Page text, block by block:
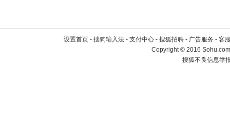
设置首页 - 搜狗输入法 - 支付中心 - 搜狐招聘 - 广告服务 - 客
Copyright©2016
搜狐不良信息举